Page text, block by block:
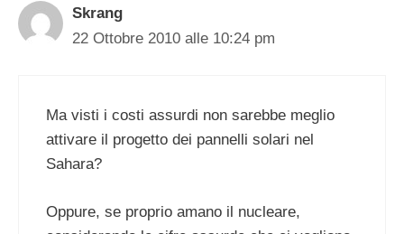
Skrang
22 Ottobre 2010 alle 10:24 pm
Ma visti i costi assurdi non sarebbe meglio
attivare il progetto dei pannelli solari nel
Sahara?
Oppure, se proprio amano il nucleare,